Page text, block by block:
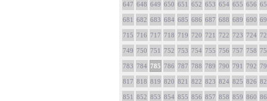
647 648 649 650 651 652 653 654 655 656
681 682 683 684 685 686 687 688 689 690
715 716 717 718 719 720 721 722 723 724
749 750 751 752 753 754 755 756 757 758
783 784 785 786 787 788 789 790 791 792
817 818 819 820 821 822 823 824 825 826
851 852 853 854 855 856 857 858 859 860